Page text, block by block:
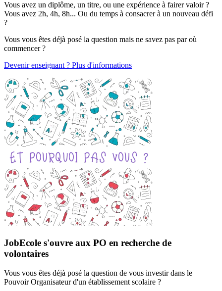
Vous avez un diplôme, un titre, ou une expérience à fairer valoir ?
Vous avez 2h, 4h, 8h... Ou du temps à consacrer à un nouveau défi
?
Vous vous êtes déjà posé la question mais ne savez pas par où
commencer ?
Devenir enseignant ? Plus d'informations
JobEcole s'ouvre aux PO en recherche de
volontaires
Vous vous êtes déjà posé la question de vous investir dans le
Pouvoir Organisateur d'un établissement scolaire ?